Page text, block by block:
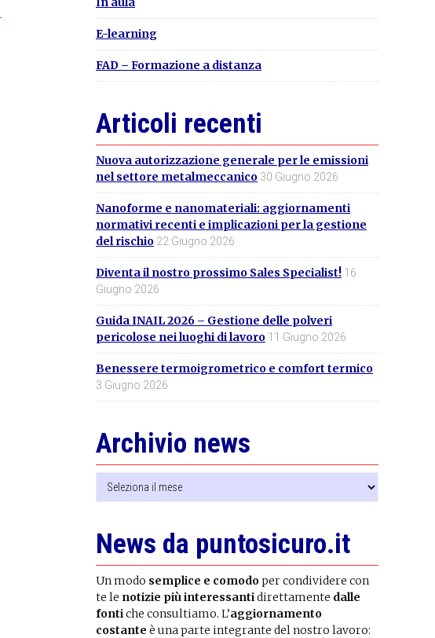
E-learning
FAD – Formazione a distanza
Articoli recenti
Nuova autorizzazione generale per le emissioni
nel settore metalmeccanico 30 Giugno 2026
Nanoforme e nanomateriali: aggiornamenti
normativi recenti e implicazioni per la gestione
del rischio 22 Giugno 2026
Diventa il nostro prossimo Sales Specialist! 16
Giugno 2026
Guida INAIL 2026 – Gestione delle polveri
pericolose nei luoghi di lavoro 11 Giugno 2026
Benessere termoigrometrico e comfort termico
3 Giugno 2026
Archivio news
Archivio
news
News da puntosicuro.it
Un modo semplice e comodoper condividere con
te le notizie più interessantidirettamente dalle
fontiche consultiamo. L’aggiornamento
costante è una parte integrante del nostro lavoro: